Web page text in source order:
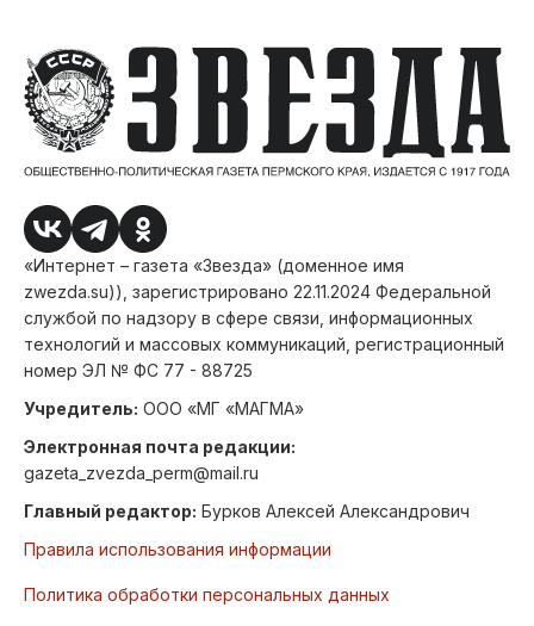
«Интернет – газета «Звезда» (доменное имя
zwezda.su)), зарегистрировано 22.11.2024 Федеральной
службой по надзору в сфере связи, информационных
технологий и массовых коммуникаций, регистрационный
номер ЭЛ № ФС 77 - 88725
Учредитель: ООО «МГ «МАГМА»
Электронная почта редакции:
gazeta_zvezda_perm@mail.ru
Главный редактор: Бурков Алексей Александрович
Правила использования информации
Политика обработки персональных данных